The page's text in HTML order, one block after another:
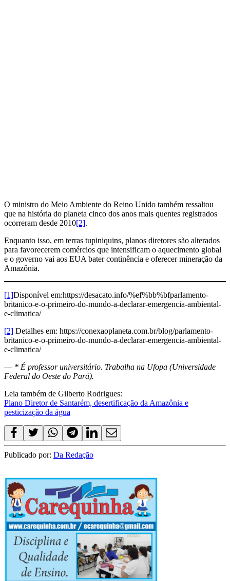
O ministro do Meio Ambiente do Reino Unido também ressaltou
que na história do planeta cinco dos anos mais quentes registrados
ocorreram desde 2010[2].
Enquanto isso, em terras tupiniquins, planos diretores são alterados
para favorecerem comércios que intensificam o aquecimento global
e o governo vai aos EUA bater continência e oferecer mineração da
Amazônia.
[1]Disponível em:https://desacato.info/%ef%bb%bfparlamento-
britanico-e-o-primeiro-do-mundo-a-declarar-emergencia-ambiental-
e-climatica/
[2] Detalhes em: https://conexaoplaneta.com.br/blog/parlamento-
britanico-e-o-primeiro-do-mundo-a-declarar-emergencia-ambiental-
e-climatica/
–– * É professor universitário. Trabalha na Ufopa (Universidade
Federal do Oeste do Pará).
Leia também de Gilberto Rodrigues:
Plano Diretor de Santarém, desertificação da Amazônia e
pesticização da água
Publicado por: Da Redação